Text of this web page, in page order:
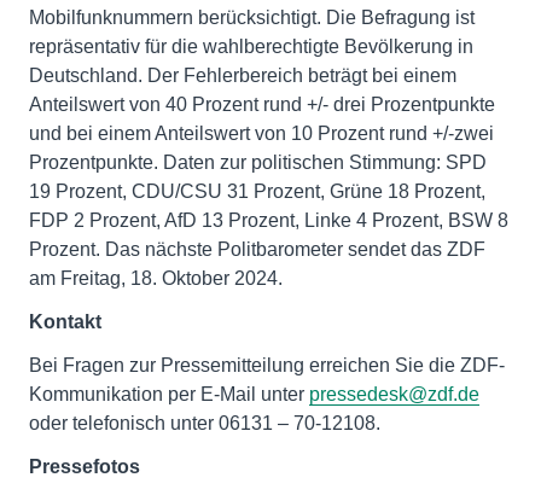
Mobilfunknummern berücksichtigt. Die Befragung ist
repräsentativ für die wahlberechtigte Bevölkerung in
Deutschland. Der Fehlerbereich beträgt bei einem
Anteilswert von 40 Prozent rund +/- drei Prozentpunkte
und bei einem Anteilswert von 10 Prozent rund +/-zwei
Prozentpunkte. Daten zur politischen Stimmung: SPD
19 Prozent, CDU/CSU 31 Prozent, Grüne 18 Prozent,
FDP 2 Prozent, AfD 13 Prozent, Linke 4 Prozent, BSW 8
Prozent. Das nächste Politbarometer sendet das ZDF
am Freitag, 18. Oktober 2024.
Kontakt
Bei Fragen zur Pressemitteilung erreichen Sie die ZDF-
Kommunikation per E-Mail unter pressedesk@zdf.de
oder telefonisch unter 06131 – 70-12108.
Pressefotos